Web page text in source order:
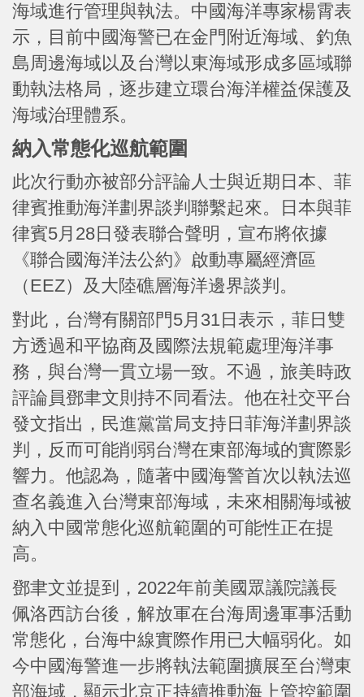
海域進行管理與執法。中國海洋專家楊霄表
示，目前中國海警已在金門附近海域、釣魚
島周邊海域以及台灣以東海域形成多區域聯
動執法格局，逐步建立環台海洋權益保護及
海域治理體系。
納入常態化巡航範圍
此次行動亦被部分評論人士與近期日本、菲
律賓推動海洋劃界談判聯繫起來。日本與菲
律賓5月28日發表聯合聲明，宣布將依據
《聯合國海洋法公約》啟動專屬經濟區
（EEZ）及大陸礁層海洋邊界談判。
對此，台灣有關部門5月31日表示，菲日雙
方透過和平協商及國際法規範處理海洋事
務，與台灣一貫立場一致。不過，旅美時政
評論員鄧聿文則持不同看法。他在社交平台
發文指出，民進黨當局支持日菲海洋劃界談
判，反而可能削弱台灣在東部海域的實際影
響力。他認為，隨著中國海警首次以執法巡
查名義進入台灣東部海域，未來相關海域被
納入中國常態化巡航範圍的可能性正在提
高。
鄧聿文並提到，2022年前美國眾議院議長
佩洛西訪台後，解放軍在台海周邊軍事活動
常態化，台海中線實際作用已大幅弱化。如
今中國海警進一步將執法範圍擴展至台灣東
部海域，顯示北京正持續推動海上管控範圍